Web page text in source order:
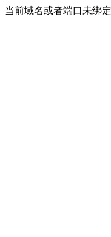
当前域名或者端口未绑